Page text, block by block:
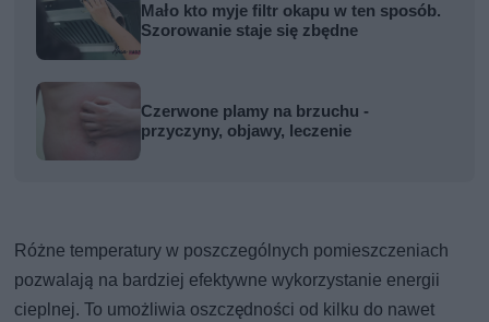
Mało kto myje filtr okapu w ten sposób.
Szorowanie staje się zbędne
Czerwone plamy na brzuchu -
przyczyny, objawy, leczenie
Różne temperatury w poszczególnych pomieszczeniach
pozwalają na bardziej efektywne wykorzystanie energii
cieplnej. To umożliwia oszczędności od kilku do nawet